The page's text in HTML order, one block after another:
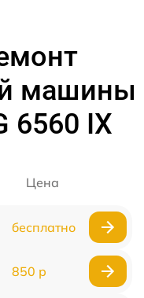
машины
6560 IX
Цена
бесплатно
850 р